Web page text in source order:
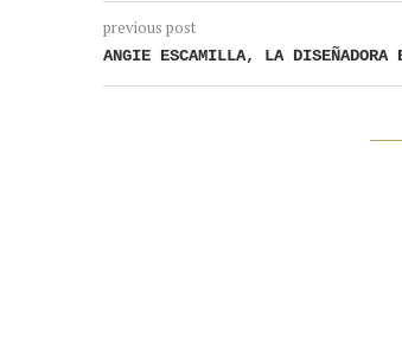
previous post
ANGIE ESCAMILLA, LA DISEÑADORA